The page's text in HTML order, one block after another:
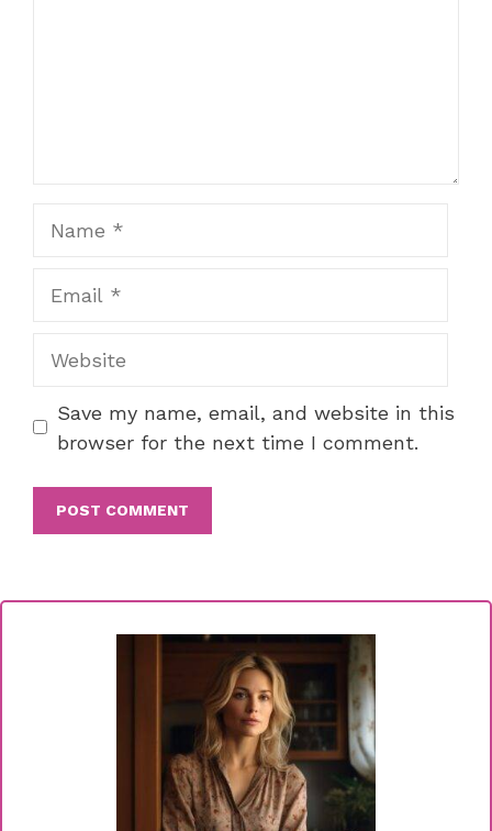
Save my name, email, and website in this
browser for the next time I comment.